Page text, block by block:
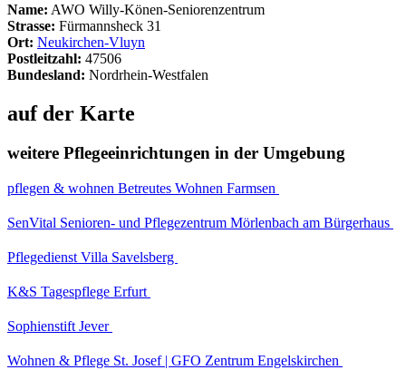
Name: AWO Willy-Könen-Seniorenzentrum
Strasse: Fürmannsheck 31
Ort: Neukirchen-Vluyn
Postleitzahl: 47506
Bundesland: Nordrhein-Westfalen
auf der Karte
weitere Pflegeeinrichtungen in der Umgebung
pflegen & wohnen Betreutes Wohnen Farmsen
SenVital Senioren- und Pflegezentrum Mörlenbach am Bürgerhaus
Pflegedienst Villa Savelsberg
K&S Tagespflege Erfurt
Sophienstift Jever
Wohnen & Pflege St. Josef | GFO Zentrum Engelskirchen